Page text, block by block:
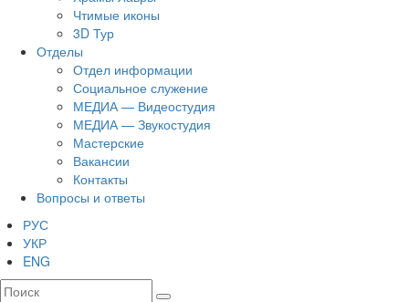
Чтимые иконы
3D Тур
Отделы
Отдел информации
Социальное служение
МЕДИА — Видеостудия
МЕДИА — Звукостудия
Мастерские
Вакансии
Контакты
Вопросы и ответы
РУС
УКР
ENG